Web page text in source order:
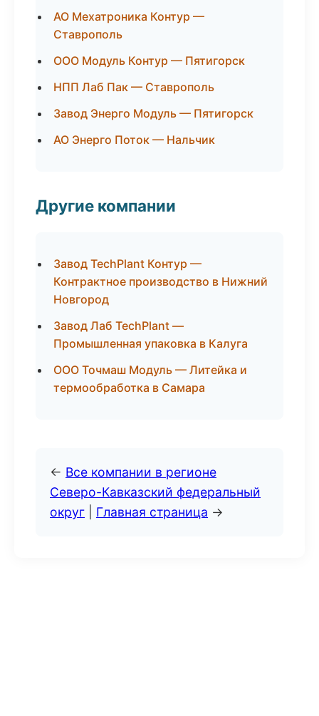
АО Мехатроника Контур —
Ставрополь
ООО Модуль Контур — Пятигорск
НПП Лаб Пак — Ставрополь
Завод Энерго Модуль — Пятигорск
АО Энерго Поток — Нальчик
Другие компании
Завод TechPlant Контур —
Контрактное производство в Нижний
Новгород
Завод Лаб TechPlant —
Промышленная упаковка в Калуга
ООО Точмаш Модуль — Литейка и
термообработка в Самара
← Все компании в регионе
Северо-Кавказский федеральный
округ
Главная страница →